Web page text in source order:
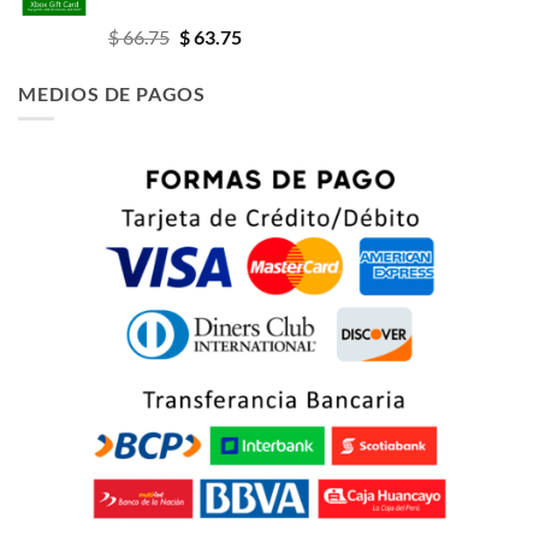
$66.75 El
original
$63.75El
MEDIOS DE PAGOS